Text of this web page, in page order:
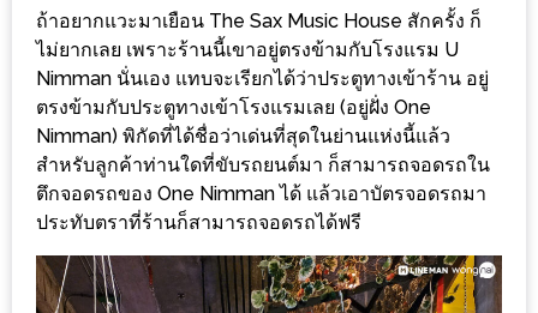
เอาชนะ
ใจ
กรรมการ
จาก
THE
DISH
EVENT
ที่
ถ้าอยากแวะมาเยือน The Sax Music House สักครั้ง ก็
ไม่ยากเลย เพราะร้านนี้เขาอยู่ตรงข้ามกับโรงแรม U
Nimman นั่นเอง แทบจะเรียกได้ว่าประตูทางเข้าร้าน อยู่
ตรงข้ามกับประตูทางเข้าโรงแรมเลย (อยู่ฝั่ง One
Nimman) พิกัดที่ได้ชื่อว่าเด่นที่สุดในย่านแห่งนี้แล้ว
สำหรับลูกค้าท่านใดที่ขับรถยนต์มา ก็สามารถจอดรถใน
ตึกจอดรถของ One Nimman ได้ แล้วเอาบัตรจอดรถมา
ประทับตราที่ร้านก็สามารถจอดรถได้ฟรี